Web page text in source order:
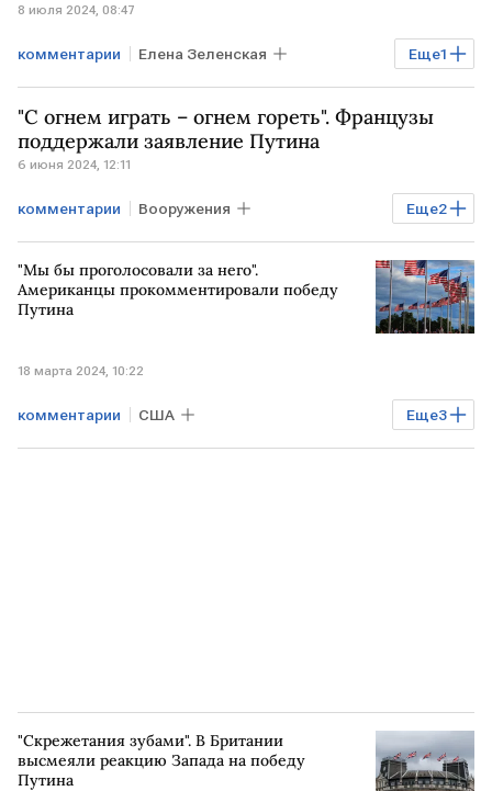
8 июля 2024, 08:47
Еще1
комментарии Елена Зеленская
публикация
"С огнем играть – огнем гореть". Французы
поддержали заявление Путина
6 июня 2024, 12:11
Еще2
комментарии Вооружения
Владимир Путин оружие
"Мы бы проголосовали за него".
Американцы прокомментировали победу
Путина
18 марта 2024, 10:22
Еще3
комментарии США
Выборы президента РФ
"Скрежетания зубами". В Британии
высмеяли реакцию Запада на победу
Путина